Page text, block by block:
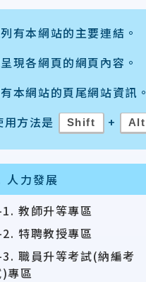
有本網站的主要連結。
現各網頁的網頁內容。
本網站的頁尾網站資訊。
方法是
Shift + Alt
人力發展
教師升等專區
特聘教授專區
職員升等考試(納編考
專區